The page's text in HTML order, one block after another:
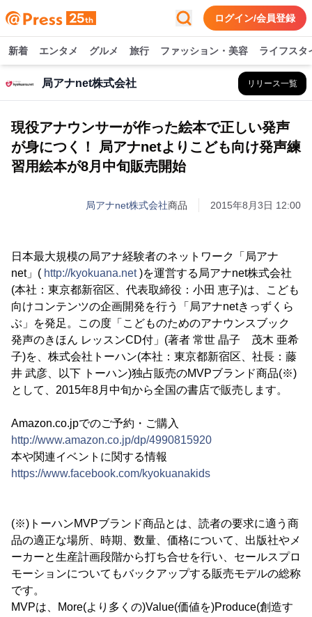
ログイン/会員登録
新着 エンタメ グルメ 旅行 ファッション・美容 ライフスタ
局アナnet株式会社 リリース一覧
現役アナウンサーが作った絵本で正しい発声
が身につく！ 局アナnetよりこども向け発声練
習用絵本が8月中旬販売開始
局アナnet株式会社商品 2015年8月3日 12:00
日本最大規模の局アナ経験者のネットワーク「局アナ
net」( http://kyokuana.net)を運営する局アナnet株式会社
(本社：東京都新宿区、代表取締役：小田 恵子)は、こども
向けコンテンツの企画開発を行う「局アナnetきっずくら
ぶ」を発足。この度「こどものためのアナウンスブック
発声のきほん レッスンCD付」(著者 常世 晶子 茂木 亜希
子)を、株式会社トーハン(本社：東京都新宿区、社長：藤
井 武彦、以下 トーハン)独占販売のMVPブランド商品(※)
として、2015年8月中旬から全国の書店で販売します。
Amazon.co.jpでのご予約・ご購入
http://www.amazon.co.jp/dp/4990815920
本や関連イベントに関する情報
https://www.facebook.com/kyokuanakids
(※)トーハンMVPブランド商品とは、読者の要求に適う商
品の適正な場所、時期、数量、価格について、出版社やメ
ーカーと生産計画段階から打ち合せを行い、セールスプロ
モーションについてもバックアップする販売モデルの総称
です。
MVPは、More(より多くの)Value(価値を)Produce(創造す